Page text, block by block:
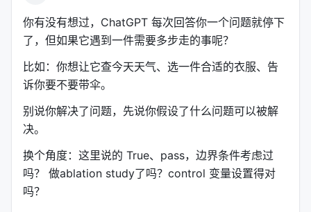
基，地基打好了，上面的建筑才能稳固。
> 如果你对 Agent Loop 感兴趣，可以直接访问 Easy
AI 的 Agent Loop 知识站：https://mmh1.top/#/ai-
knowledge/agent-loop
---
> 这篇文章是对 Easy AI 项目 commit 37894ed 的解
读，该项目致力于为 AI 学习者、开发者和创作者提供
体系化的知识内容。 > > #easy-learn-ai #每日更新
#记忆 #小凯
你有没有想过，ChatGPT 每次回答你一个问题就停下
了，但如果它遇到一件需要多步走的事呢？
比如：你想让它查今天天气、选一件合适的衣服、告
诉你要不要带伞。
别说你解决了问题，先说你假设了什么问题可以被解
决。
换个角度：这里说的 True、pass，边界条件考虑过
吗？ 做ablation study了吗？control 变量设置得对
吗？